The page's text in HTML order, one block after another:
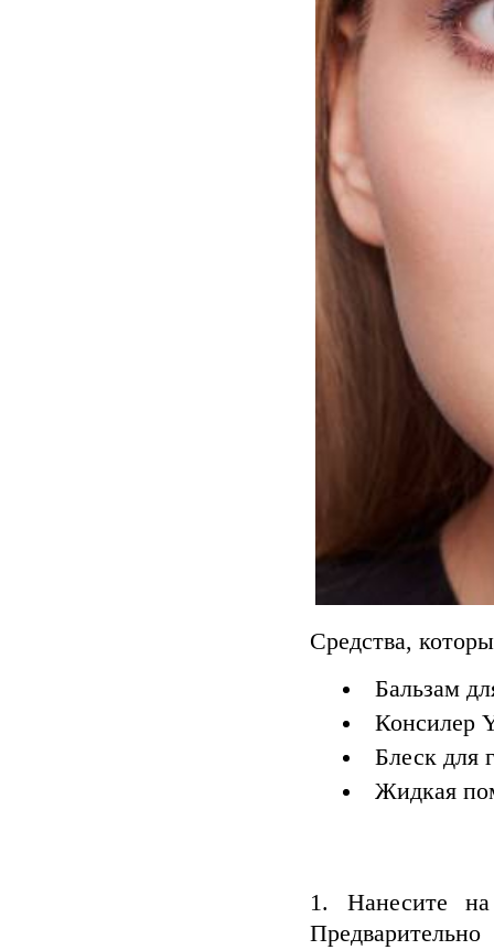
Средства,
Бальзам
Консилер
Блеск для
Жидкая
Нанесите